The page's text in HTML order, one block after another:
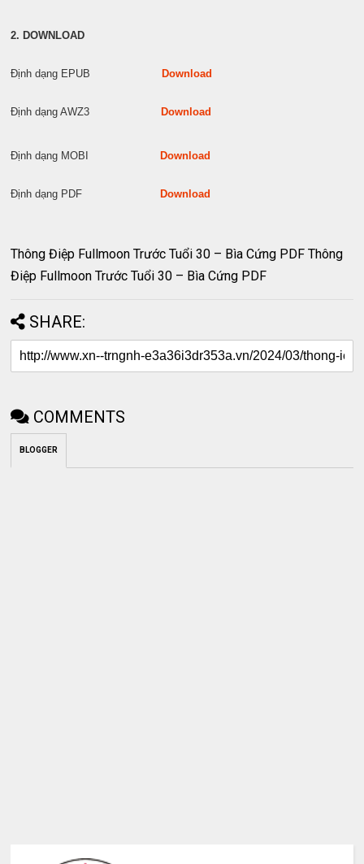
2. DOWNLOAD
Định dạng EPUB Download
Định dạng AWZ3 Download
Định dạng MOBI Download
Định dạng PDF Download
Thông Điệp Fullmoon Trước Tuổi 30 – Bìa Cứng PDF Thông
Điệp Fullmoon Trước Tuổi 30 – Bìa Cứng PDF
SHARE:
COMMENTS
BLOGGER